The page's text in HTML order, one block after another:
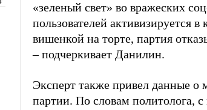
«зеленый свет» во вражеских
пользователей активизируется
вишенкой на торте, партия
– подчеркивает Данилин.
Эксперт также привел данные
партии. По словам политолога,